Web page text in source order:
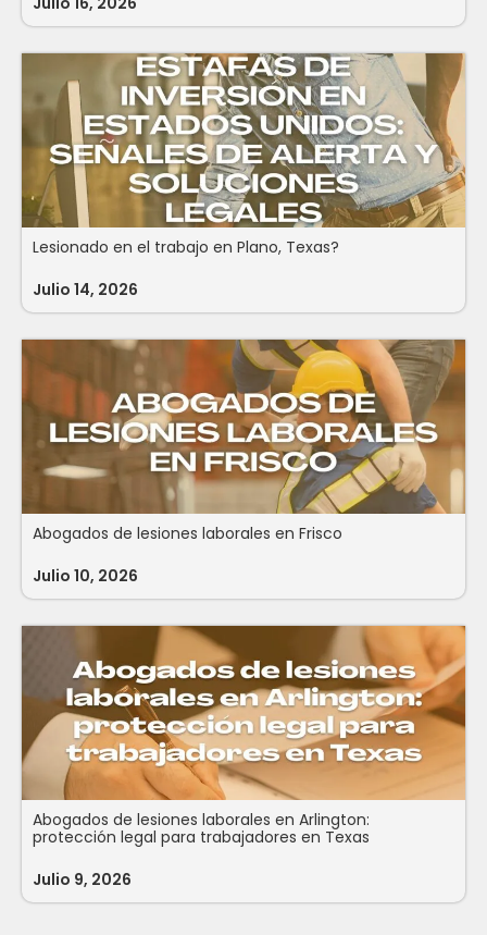
Lesionado en el trabajo en Plano, Texas?
Julio 14, 2026
Abogados de lesiones laborales en Frisco
Julio 10, 2026
Abogados de lesiones laborales en Arlington:
protección legal para trabajadores en Texas
Julio 9, 2026